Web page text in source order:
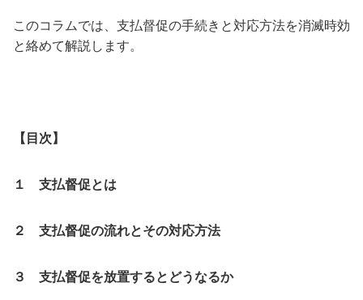
このコラムでは、支払督促の手続きと対応方法を消滅時効
と絡めて解説します。
【目次】
１ 支払督促とは
２ 支払督促の流れとその対応方法
３ 支払督促を放置するとどうなるか